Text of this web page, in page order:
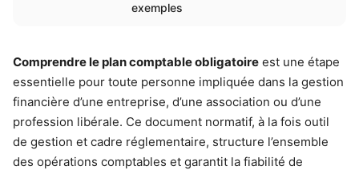
exemples
Comprendre le plan comptable obligatoire est une étape
essentielle pour toute personne impliquée dans la gestion
financière d’une entreprise, d’une association ou d’une
profession libérale. Ce document normatif, à la fois outil
de gestion et cadre réglementaire, structure l’ensemble
des opérations comptables et garantit la fiabilité de